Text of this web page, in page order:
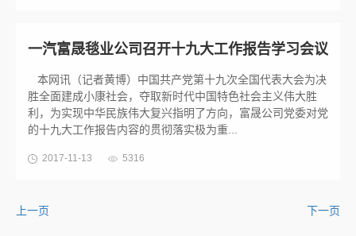
一汽富晟毯业公司召开十九大工作报告学习会议
本网讯（记者黄博）中国共产党第十九次全国代表大会为决
胜全面建成小康社会，夺取新时代中国特色社会主义伟大胜
利，为实现中华民族伟大复兴指明了方向，富晟公司党委对党
的十九大工作报告内容的贯彻落实极为重...
2017-11-13 5316
上一页 下一页